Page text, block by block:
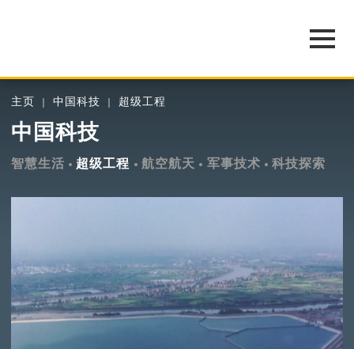
主页 中国科技 超级工程
中国科技
智慧生活 超级工程 航空航天 军事技术 科技探索